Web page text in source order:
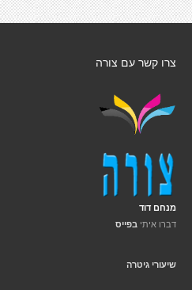
צרו קשר עם צורה
מנחם דוד
דברו איתי בפייס
שיעורי גיטרה